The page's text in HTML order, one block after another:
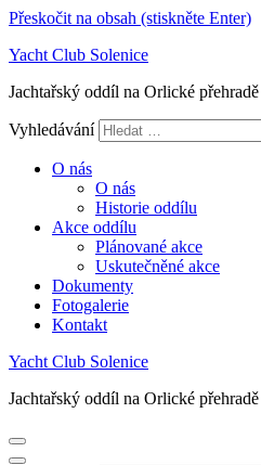
Přeskočit na obsah (stiskněte Enter)
Yacht Club Solenice
Jachtařský oddíl na Orlické přehradě
Vyhledávání
O nás
O nás
Historie oddílu
Akce oddílu
Plánované akce
Uskutečněné akce
Dokumenty
Fotogalerie
Kontakt
Yacht Club Solenice
Jachtařský oddíl na Orlické přehradě